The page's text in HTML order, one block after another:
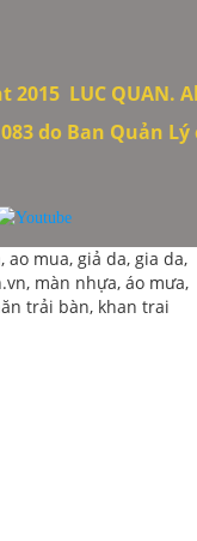
2015 LUC QUAN.
do Ban Quản
mua, giả da, gia da,
màn nhựa, áo mưa,
trải bàn, khan trai